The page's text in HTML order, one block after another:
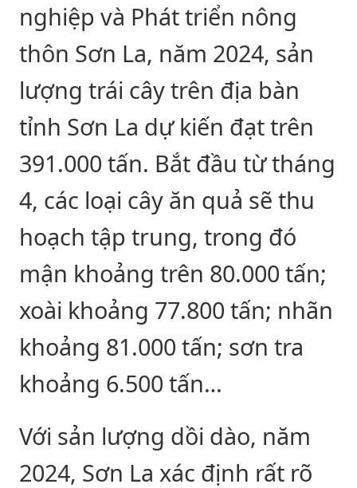
nghiệp và Phát triển nông
thôn Sơn La, năm 2024, sản
lượng trái cây trên địa bàn
tỉnh Sơn La dự kiến đạt trên
391.000 tấn. Bắt đầu từ tháng
4, các loại cây ăn quả sẽ thu
hoạch tập trung, trong đó
mận khoảng trên 80.000 tấn;
xoài khoảng 77.800 tấn; nhãn
khoảng 81.000 tấn; sơn tra
khoảng 6.500 tấn…
Với sản lượng dồi dào, năm
2024, Sơn La xác định rất rõ